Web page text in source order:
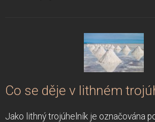
Co se děje v lithném
Jako lithný trojúhelník je označována